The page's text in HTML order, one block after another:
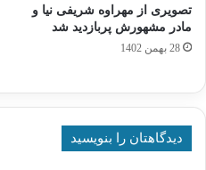
تصویری از مهراوه شریفی‌ نیا و
مادر مشهورش پربازدید شد
28 بهمن 1402
دیدگاهتان را بنویسید